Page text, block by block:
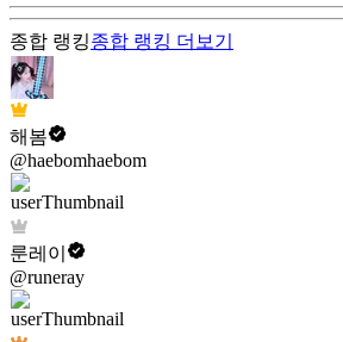
종합 랭킹종합 랭킹 더보기
해봄
@haebomhaebom
룬레이
@runeray